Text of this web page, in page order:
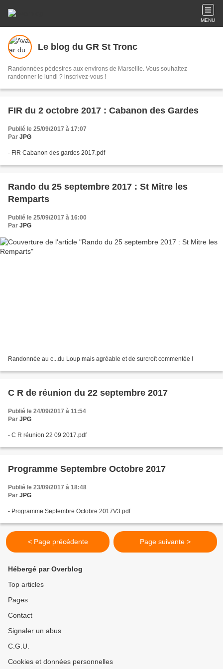
MENU
Le blog du GR St Tronc
Randonnées pédestres aux environs de Marseille. Vous souhaitez
randonner le lundi ? inscrivez-vous !
FIR du 2 octobre 2017 : Cabanon des Gardes
Publié le 25/09/2017 à 17:07
Par JPG
- FIR Cabanon des gardes 2017.pdf
Rando du 25 septembre 2017 : St Mitre les
Remparts
Publié le 25/09/2017 à 16:00
Par JPG
Randonnée au c...du Loup mais agréable et de surcroît commentée !
C R de réunion du 22 septembre 2017
Publié le 24/09/2017 à 11:54
Par JPG
- C R réunion 22 09 2017.pdf
Programme Septembre Octobre 2017
Publié le 23/09/2017 à 18:48
Par JPG
- Programme Septembre Octobre 2017V3.pdf
< Page précédente Page suivante >
Hébergé par Overblog
Top articles
Pages
Contact
Signaler un abus
C.G.U.
Cookies et données personnelles